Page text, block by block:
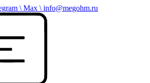
\ Max \ info@megohm.ru